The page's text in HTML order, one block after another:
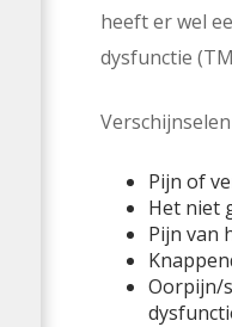
heeft er wel
dysfunctie
Pijn of
Het niet
Pijn van
Oorpijn/